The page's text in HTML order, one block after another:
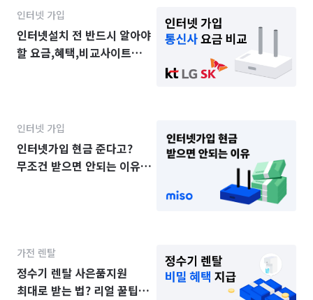
인터넷 가입
인터넷설치 전 반드시 알아야
할 요금,혜택,비교사이트
인터넷 가입
인터넷가입 현금 준다고?
무조건 받으면 안되는 이유
가전 렌탈
정수기 렌탈 사은품지원
최대로 받는 법? 리얼 꿀팁